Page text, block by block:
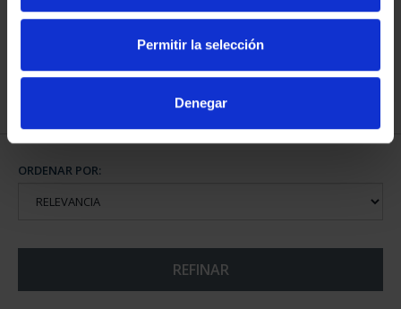
Permitir la selección
Denegar
145,00 €
ORDENAR POR:
REFINAR